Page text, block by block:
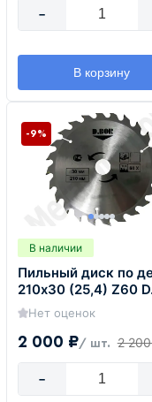
-
В корзину
В наличии
Пильный диск по
210х30 (25,4) Z60
Нет оценок
2 000 ₽/ шт. 2
-9%
-